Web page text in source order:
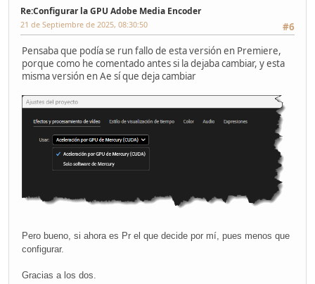
Re:Configurar la GPU Adobe Media Encoder
#6
21 de Septiembre de 2025, 08:30:50
Pensaba que podía se run fallo de esta versión en Premiere,
porque como he comentado antes si la dejaba cambiar, y esta
misma versión en Ae sí que deja cambiar
Pero bueno, si ahora es Pr el que decide por mí, pues menos que
configurar.
Gracias a los dos.